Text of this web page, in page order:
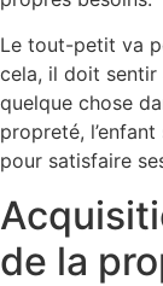
Le tout-petit va
cela, il doit sentir
quelque chose
propreté,
pour satisfaire
de la